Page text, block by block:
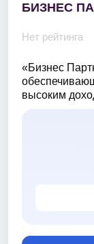
БИЗНЕС
Нет рейтинга
«Бизнес
высоким